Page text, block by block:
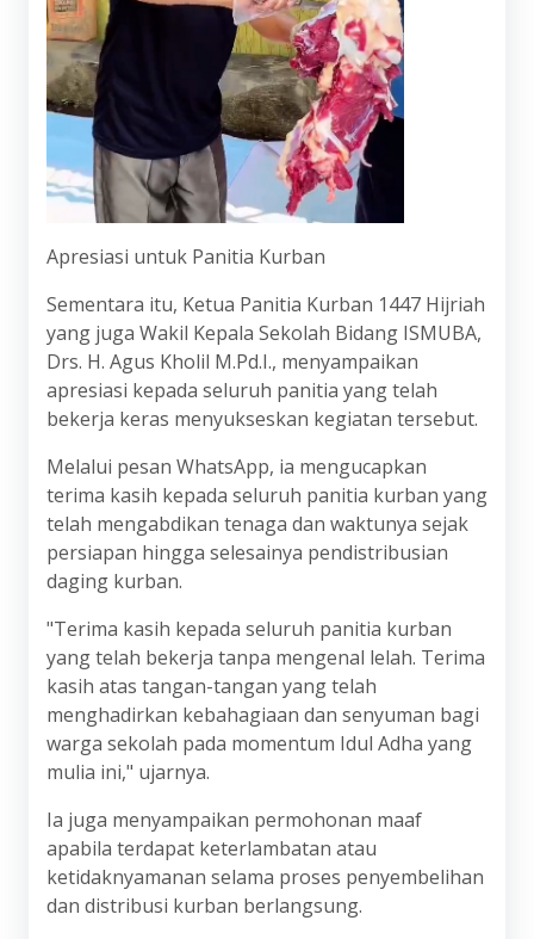
Apresiasi untuk Panitia Kurban
Sementara itu, Ketua Panitia Kurban 1447 Hijriah
yang juga Wakil Kepala Sekolah Bidang ISMUBA,
Drs. H. Agus Kholil M.Pd.I., menyampaikan
apresiasi kepada seluruh panitia yang telah
bekerja keras menyukseskan kegiatan tersebut.
Melalui pesan WhatsApp, ia mengucapkan
terima kasih kepada seluruh panitia kurban yang
telah mengabdikan tenaga dan waktunya sejak
persiapan hingga selesainya pendistribusian
daging kurban.
"Terima kasih kepada seluruh panitia kurban
yang telah bekerja tanpa mengenal lelah. Terima
kasih atas tangan-tangan yang telah
menghadirkan kebahagiaan dan senyuman bagi
warga sekolah pada momentum Idul Adha yang
mulia ini," ujarnya.
Ia juga menyampaikan permohonan maaf
apabila terdapat keterlambatan atau
ketidaknyamanan selama proses penyembelihan
dan distribusi kurban berlangsung.